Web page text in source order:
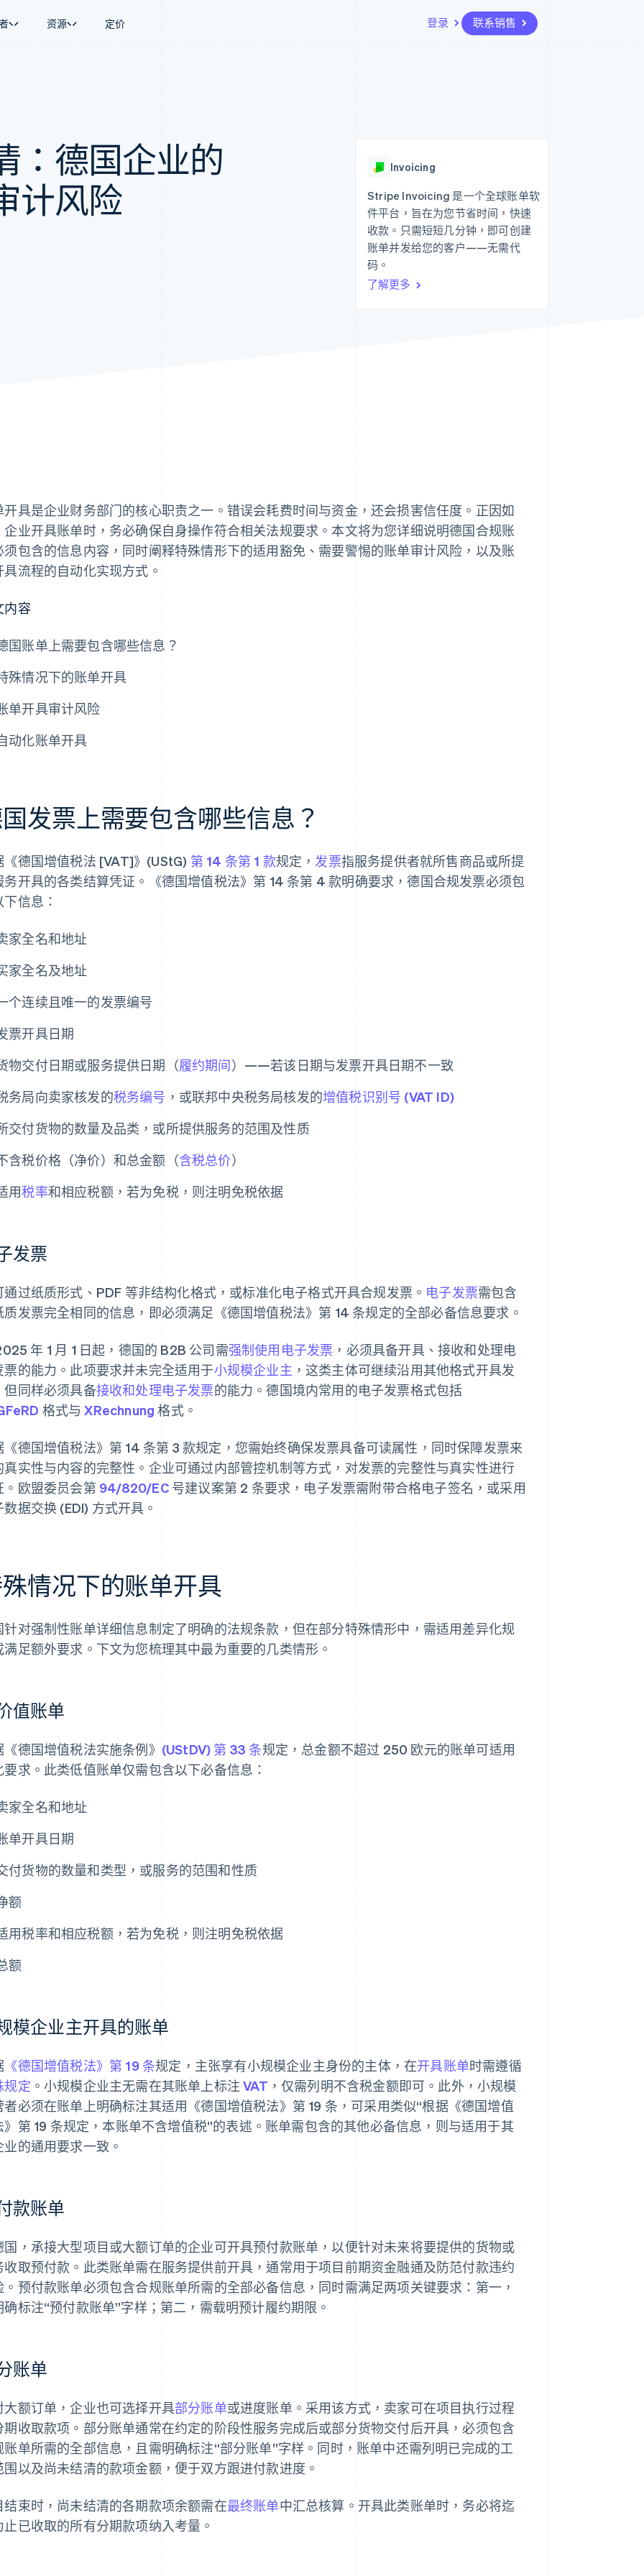
资源 定价 登录 联系销售
钱包、稳定币发行和发卡基础设
施
Radar
初创企业注册
Climate
碳移除
酒店、旅游与休闲
保险
媒体与娱乐
管理订阅
提供按用量计费
发行稳定币支持的支付卡
通过智能体配置和管理服务
API 状态
资讯中心
Stripe Press
：德国企业的
计风险
Invoicing
Stripe Invoicing 是一个全球账单软
件平台，旨在为您节省时间，快速
收款。只需短短几分钟，即可创建
账单并发给您的客户——无需代
码。
了解更多
开具是企业财务部门的核心职责之一。错误会耗费时间与资金，还会损害信任度。正因如
企业开具账单时，务必确保自身操作符合相关法规要求。本文将为您详细说明德国合规账
须包含的信息内容，同时阐释特殊情形下的适用豁免、需要警惕的账单审计风险，以及账
具流程的自动化实现方式。
内容
国账单上需要包含哪些信息？
殊情况下的账单开具
单开具审计风险
动化账单开具
发票上需要包含哪些信息？
《德国增值税法 [VAT]》(UStG) 第 14 条第 1 款规定， 发票指服务提供者就所售商品或所提
务开具的各类结算凭证。《德国增值税法》第 14 条第 4 款明确要求，德国合规发票必须包
信息：
家全名和地址
家全名及地址
个连续且唯一的发票编号
票开具日期
物交付日期或服务提供日期（履约期间）——若该日期与发票开具日期不一致
务局向卖家核发的税务编号 ，或联邦中央税务局核发的增值税识别号 (VAT ID)
交付货物的数量及品类，或所提供服务的范围及性质
含税价格（净价）和总金额（含税总价）
用税率和相应税额，若为免税，则注明免税依据
发票
通过纸质形式、PDF 等非结构化格式，或标准化电子格式开具合规发票。 电子发票需包含
质发票完全相同的信息，即必须满足《德国增值税法》第 14 条规定的全部必备信息要求。
年 1 月 1 日起，德国的 B2B 公司需强制使用电子发票 ，必须具备开具、接收和处理电
票的能力。此项要求并未完全适用于小规模企业主 ，这类主体可继续沿用其他格式开具发
但同样必须具备接收和处理电子发票的能力。德国境内常用的电子发票格式包括
格式与XRechnung 格式。
《德国增值税法》第 14 条第 3 款规定，您需始终确保发票具备可读属性，同时保障发票来
真实性与内容的完整性。企业可通过内部管控机制等方式，对发票的完整性与真实性进行
。欧盟委员会第 94/820/EC号建议案第 2 条要求，电子发票需附带合格电子签名，或采用
数据交换 (EDI) 方式开具。
情况下的账单开具
针对强制性账单详细信息制定了明确的法规条款，但在部分特殊情形中，需适用差异化规
满足额外要求。下文为您梳理其中最为重要的几类情形。
值账单
《德国增值税法实施条例》 (UStDV) 第 33 条规定，总金额不超过 250 欧元的账单可适用
要求。此类低值账单仅需包含以下必备信息：
家全名和地址
单开具日期
付货物的数量和类型，或服务的范围和性质
额
用税率和相应税额，若为免税，则注明免税依据
额
模企业主开具的账单
《德国增值税法》第 19 条规定，主张享有小规模企业主身份的主体，在开具账单时需遵循
规定 。小规模企业主无需在其账单上标注VAT ，仅需列明不含税金额即可。此外，小规模
者必须在账单上明确标注其适用《德国增值税法》第 19 条，可采用类似“根据《德国增值
》第 19 条规定，本账单不含增值税”的表述。账单需包含的其他必备信息，则与适用于其
业的通用要求一致。
款账单
国，承接大型项目或大额订单的企业可开具预付款账单，以便针对未来将要提供的货物或
收取预付款。此类账单需在服务提供前开具，通常用于项目前期资金融通及防范付款违约
。预付款账单必须包含合规账单所需的全部必备信息，同时需满足两项关键要求：第一，
确标注“预付款账单”字样；第二，需载明预计履约期限。
账单
大额订单，企业也可选择开具部分账单或进度账单。采用该方式，卖家可在项目执行过程
期收取款项。部分账单通常在约定的阶段性服务完成后或部分货物交付后开具，必须包含
账单所需的全部信息，且需明确标注“部分账单”字样。同时，账单中还需列明已完成的工
围以及尚未结清的款项金额，便于双方跟进付款进度。
结束时，尚未结清的各期款项余额需在最终账单中汇总核算。开具此类账单时，务必将迄
止已收取的所有分期款项纳入考量。